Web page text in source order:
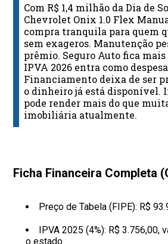
Com R$ 1,4 milhão da Dia de
Chevrolet Onix 1.0 Flex
compra tranquila para quem
sem exageros. Manutenção
prêmio. Seguro Auto fica
IPVA 2026 entra como
Financiamento deixa de ser
o dinheiro já está disponível.
pode render mais do que
imobiliária atualmente.
Ficha Financeira Completa
Preço de Tabela (FIPE): R$
IPVA 2025 (4%): R$ 3.756,00,
o estado